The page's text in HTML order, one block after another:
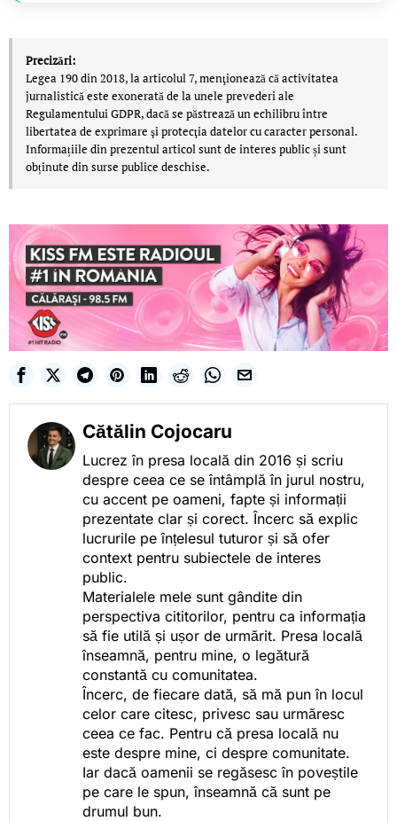
Precizări:
Legea 190 din 2018, la articolul 7, menţionează că activitatea
jurnalistică este exonerată de la unele prevederi ale
Regulamentului GDPR, dacă se păstrează un echilibru între
libertatea de exprimare şi protecţia datelor cu caracter personal.
Informațiile din prezentul articol sunt de interes public și sunt
obținute din surse publice deschise.
Cătălin Cojocaru
Lucrez în presa locală din 2016 și scriu
despre ceea ce se întâmplă în jurul nostru,
cu accent pe oameni, fapte și informații
prezentate clar și corect. Încerc să explic
lucrurile pe înțelesul tuturor și să ofer
context pentru subiectele de interes
public.
Materialele mele sunt gândite din
perspectiva cititorilor, pentru ca informația
să fie utilă și ușor de urmărit. Presa locală
înseamnă, pentru mine, o legătură
constantă cu comunitatea.
Încerc, de fiecare dată, să mă pun în locul
celor care citesc, privesc sau urmăresc
ceea ce fac. Pentru că presa locală nu
este despre mine, ci despre comunitate.
Iar dacă oamenii se regăsesc în poveștile
pe care le spun, înseamnă că sunt pe
drumul bun.